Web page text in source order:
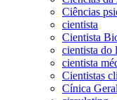
Ciências
cientista
Cientista
cientista do
cientista
Cientistas
Cínica Geral